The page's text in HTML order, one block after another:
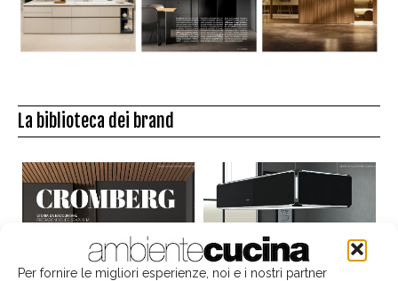
Per fornire le migliori esperienze, noi e i nostri partner
La biblioteca dei brand